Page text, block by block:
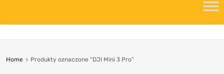
Home Produkty oznaczone “DJI Mini 3 Pro”